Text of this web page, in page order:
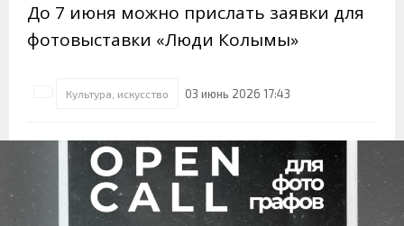
До 7 июня можно прислать заявки для
фотовыставки «Люди Колымы»
Культура, искусство 03 июнь 2026 17:43